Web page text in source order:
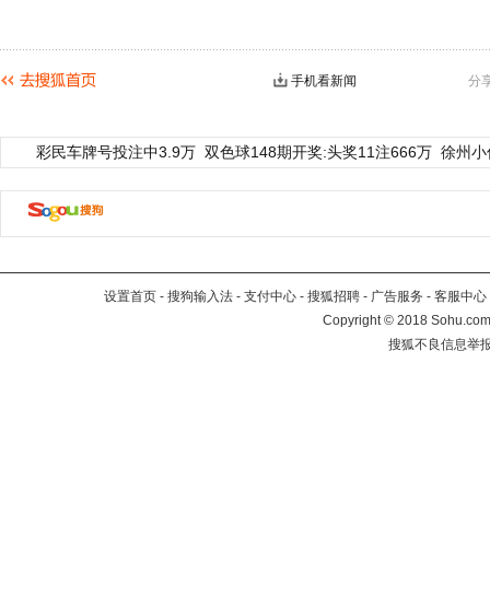
分
手机看新闻
彩民车牌号投注中3.9万 双色球148期开奖:头奖11注666万 徐州
设置首页 - 搜狗输入法 - 支付中心 - 搜狐招聘 - 广告服务 - 客服中心
Copyright©2018
搜狐不良信息举